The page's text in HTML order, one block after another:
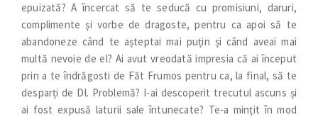
epuizată? A încercat să te seducă cu promisiuni, daruri,
complimente și vorbe de dragoste, pentru ca apoi să te
abandoneze când te așteptai mai puțin și când aveai mai
multă nevoie de el? Ai avut vreodată impresia că ai început
prin a te îndrăgosti de Făt Frumos pentru ca, la final, să te
desparți de Dl. Problemă? I-ai descoperit trecutul ascuns și
ai fost expusă laturii sale întunecate? Te-a mințit în mod